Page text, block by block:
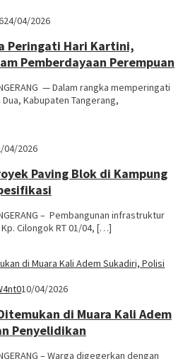
24/04/2026
Peringati Hari Kartini,
Pemberdayaan Perempuan
— Dalam rangka memperingati
Kabupaten Tangerang,
04/2026
Paving Blok di Kampung
– Pembangunan infrastruktur
Cilongok RT 01/04, […]
10/04/2026
di Muara Kali Adem
Penyelidikan
– Warga digegerkan dengan